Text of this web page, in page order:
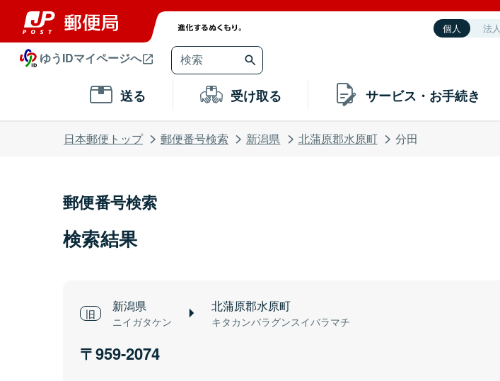
個人 法人
ゆうIDマイページへ
送る 受け取る サービス・お手続き
日本郵便トップ 郵便番号検索 新潟県 北蒲原郡水原町 分田
郵便番号検索
検索結果
新潟県
ニイガタケン
北蒲原郡水原町
キタカンバラグンスイバラマチ
959-2074